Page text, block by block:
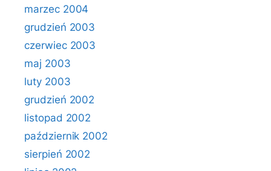
marzec 2004
grudzień 2003
czerwiec 2003
maj 2003
luty 2003
grudzień 2002
listopad 2002
październik 2002
sierpień 2002